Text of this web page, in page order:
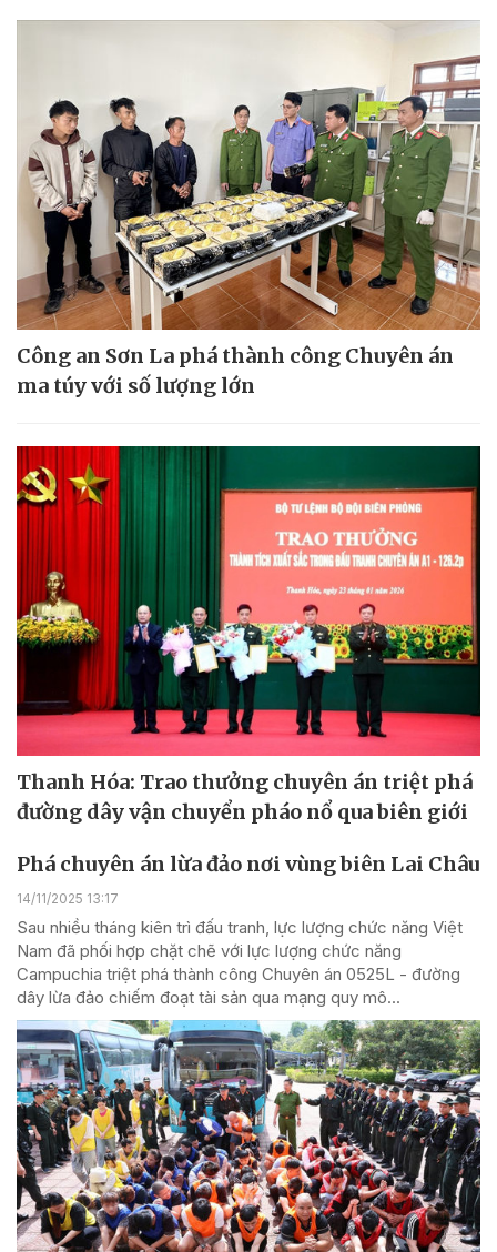
Công an Sơn La phá thành công Chuyên án
ma túy với số lượng lớn
Thanh Hóa: Trao thưởng chuyên án triệt phá
đường dây vận chuyển pháo nổ qua biên giới
Phá chuyên án lừa đảo nơi vùng biên Lai Châu
14/11/2025 13:17
Sau nhiều tháng kiên trì đấu tranh, lực lượng chức năng Việt
Nam đã phối hợp chặt chẽ với lực lượng chức năng
Campuchia triệt phá thành công Chuyên án 0525L - đường
dây lừa đảo chiếm đoạt tài sản qua mạng quy mô...